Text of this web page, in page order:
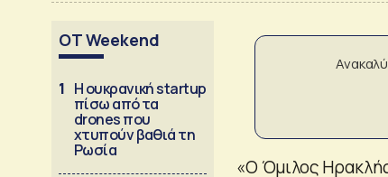
OT Weekend
1 Η ουκρανική startup
πίσω από τα
drones που
χτυπούν βαθιά τη
Ρωσία
«O Όμιλος